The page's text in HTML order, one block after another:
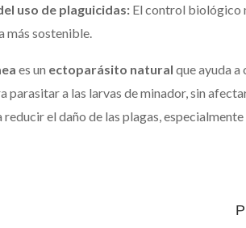
uso de plaguicidas: El control biológico
más sostenible.
es un ectoparásito natural que ayuda a
parasitar a las larvas de minador, sin
el daño de las plagas,